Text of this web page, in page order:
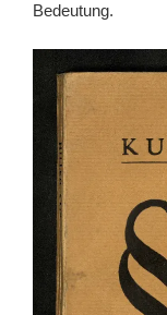
Bedeutung.